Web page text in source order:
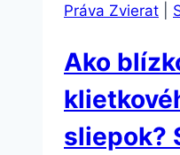
Práva Zvierat
Ako
sliepok?